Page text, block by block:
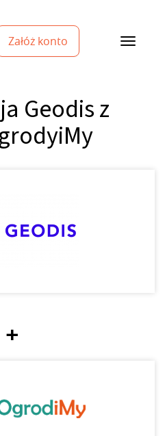
Załóż konto
Geodis z
+